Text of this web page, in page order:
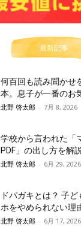
最新記事
何百回も読み聞かせ
本。息子が一番のお
北野 啓太郎 - 7月 8, 2026
学校から言われた「
PDF」の出し方を解
北野 啓太郎 - 6月 29, 2026
ドパガキとは？ 子
ホをやめられない理
北野 啓太郎 - 6月 17, 2026